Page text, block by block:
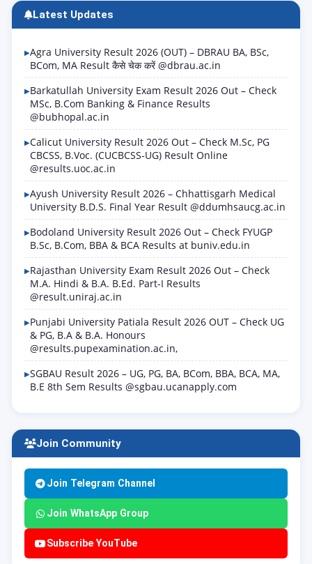
Latest Updates
Agra University Result 2026 (OUT) – DBRAU BA, BSc,
BCom, MA Result कैसे चेक करें @dbrau.ac.in
Barkatullah University Exam Result 2026 Out – Check
MSc, B.Com Banking & Finance Results
@bubhopal.ac.in
Calicut University Result 2026 Out – Check M.Sc, PG
CBCSS, B.Voc. (CUCBCSS-UG) Result Online
@results.uoc.ac.in
Ayush University Result 2026 – Chhattisgarh Medical
University B.D.S. Final Year Result @ddumhsaucg.ac.in
Bodoland University Result 2026 Out – Check FYUGP
B.Sc, B.Com, BBA & BCA Results at buniv.edu.in
Rajasthan University Exam Result 2026 Out – Check
M.A. Hindi & B.A. B.Ed. Part-I Results
@result.uniraj.ac.in
Punjabi University Patiala Result 2026 OUT – Check UG
& PG, B.A & B.A. Honours
@results.pupexamination.ac.in,
SGBAU Result 2026 – UG, PG, BA, BCom, BBA, BCA, MA,
B.E 8th Sem Results @sgbau.ucanapply.com
Join Community
Join Telegram Channel
Join WhatsApp Group
Subscribe YouTube